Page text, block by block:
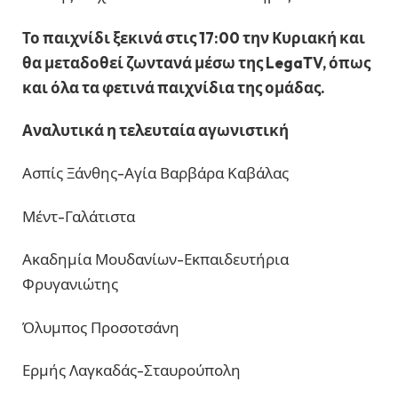
Το παιχνίδι ξεκινά στις 17:00 την Κυριακή και
θα μεταδοθεί ζωντανά μέσω της LegaTV, όπως
και όλα τα φετινά παιχνίδια της ομάδας.
Αναλυτικά η τελευταία αγωνιστική
Ασπίς Ξάνθης-Αγία Βαρβάρα Καβάλας
Μέντ-Γαλάτιστα
Ακαδημία Μουδανίων-Εκπαιδευτήρια
Φρυγανιώτης
Όλυμπος Προσοτσάνη
Ερμής Λαγκαδάς-Σταυρούπολη